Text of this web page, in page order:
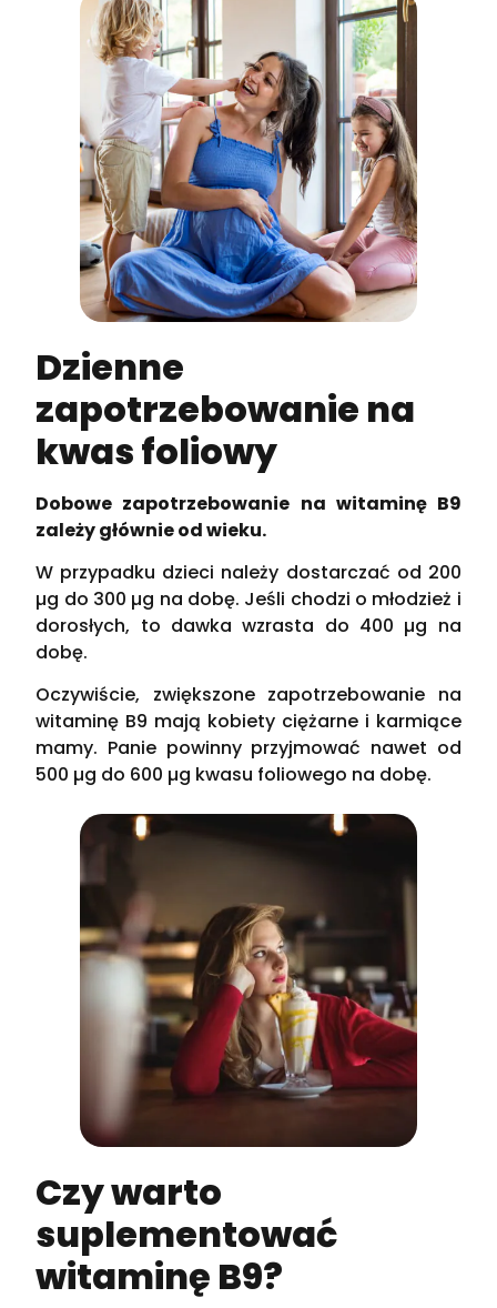
Dzienne
zapotrzebowanie na
kwas foliowy
Dobowe zapotrzebowanie na witaminę B9
zależy głównie od wieku.
W przypadku dzieci należy dostarczać od 200
µg do 300 µg na dobę. Jeśli chodzi o młodzież i
dorosłych, to dawka wzrasta do 400 µg na
dobę.
Oczywiście, zwiększone zapotrzebowanie na
witaminę B9 mają kobiety ciężarne i karmiące
mamy. Panie powinny przyjmować nawet od
500 µg do 600 µg kwasu foliowego na dobę.
Czy warto
suplementować
witaminę B9?